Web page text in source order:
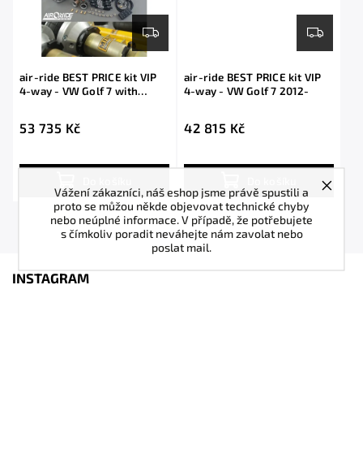
Vážení zákazníci, náš eshop jsme právě spustili a
proto se můžou někde objevovat technické chyby
nebo neúplné informace. V případě, že potřebujete
s čímkoliv poradit neváhejte nám zavolat nebo
poslat mail.
air-ride BEST PRICE kit VIP
4-way - VW Golf 7 with
53 735 Kč
air-ride BEST PRICE kit VIP
4-way - VW Golf 7 2012-
42 815 Kč
INSTAGRAM